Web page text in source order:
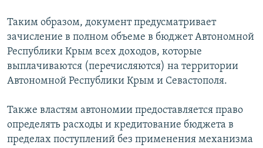
Таким образом, документ предусматривает
зачисление в полном объеме в бюджет Автономной
Республики Крым всех доходов, которые
выплачиваются (перечисляются) на территории
Автономной Республики Крым и Севастополя.
Также властям автономии предоставляется право
определять расходы и кредитование бюджета в
пределах поступлений без применения механизма